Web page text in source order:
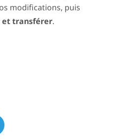
modifications, puis
et transférer.